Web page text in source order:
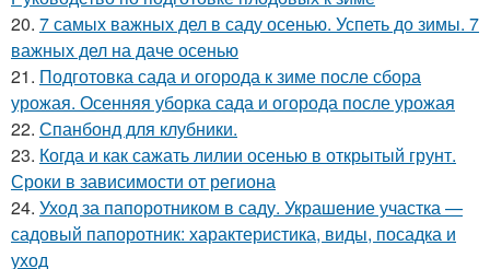
20. 7 самых важных дел в саду осенью. Успеть до зимы. 7
важных дел на даче осенью
21. Подготовка сада и огорода к зиме после сбора
урожая. Осенняя уборка сада и огорода после урожая
22. Спанбонд для клубники.
23. Когда и как сажать лилии осенью в открытый грунт.
Сроки в зависимости от региона
24. Уход за папоротником в саду. Украшение участка —
садовый папоротник: характеристика, виды, посадка и
уход